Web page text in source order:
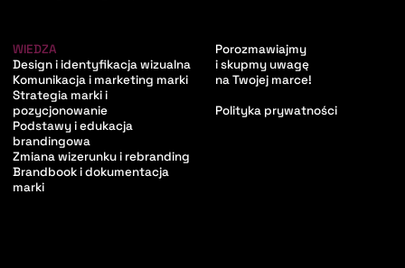
WIEDZA
Design i identyfikacja wizualna
Komunikacja i marketing marki
Strategia marki i
pozycjonowanie
Podstawy i edukacja
brandingowa
Zmiana wizerunku i rebranding
Brandbook i dokumentacja
marki
Porozmawiajmy
i skupmy uwagę
na Twojej marce!
Polityka prywatności